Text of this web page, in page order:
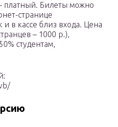
платный. Билеты можно
странице
и в кассе близ входа. Цена
– 1000 р.),
студентам,